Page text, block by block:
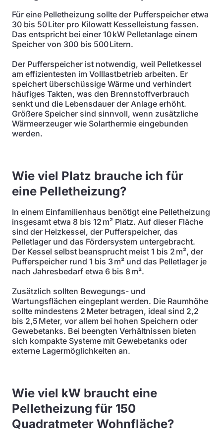
Für eine Pelletheizung sollte der Pufferspeicher etwa
30 bis 50 Liter pro Kilowatt Kesselleistung fassen.
Das entspricht bei einer 10 kW Pelletanlage einem
Speicher von 300 bis 500 Litern.
Der Pufferspeicher ist notwendig, weil Pelletkessel
am effizientesten im Volllastbetrieb arbeiten. Er
speichert überschüssige Wärme und verhindert
häufiges Takten, was den Brennstoffverbrauch
senkt und die Lebensdauer der Anlage erhöht.
Größere Speicher sind sinnvoll, wenn zusätzliche
Wärmeerzeuger wie Solarthermie eingebunden
werden.
Wie viel Platz brauche ich für
eine Pelletheizung?
In einem Einfamilienhaus benötigt eine Pelletheizung
insgesamt etwa 8 bis 12 m² Platz. Auf dieser Fläche
sind der Heizkessel, der Pufferspeicher, das
Pelletlager und das Fördersystem untergebracht.
Der Kessel selbst beansprucht meist 1 bis 2 m², der
Pufferspeicher rund 1 bis 3 m² und das Pelletlager je
nach Jahresbedarf etwa 6 bis 8 m².
Zusätzlich sollten Bewegungs- und
Wartungsflächen eingeplant werden. Die Raumhöhe
sollte mindestens 2 Meter betragen, ideal sind 2,2
bis 2,5 Meter, vor allem bei hohen Speichern oder
Gewebetanks. Bei beengten Verhältnissen bieten
sich kompakte Systeme mit Gewebetanks oder
externe Lagermöglichkeiten an.
Wie viel kW braucht eine
Pelletheizung für 150
Quadratmeter Wohnfläche?